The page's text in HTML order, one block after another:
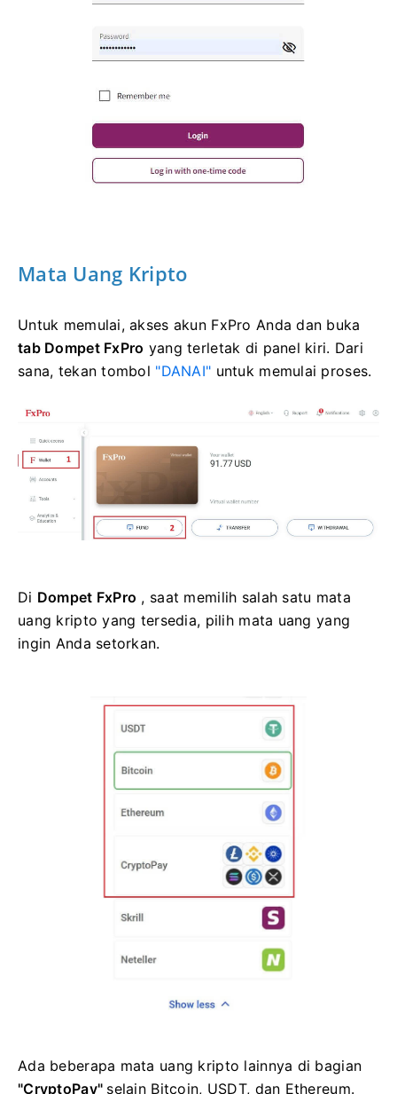
Mata Uang Kripto
Untuk memulai, akses akun FxPro Anda dan buka
tab Dompet FxPro yang terletak di panel kiri. Dari
sana, tekan tombol "DANAI" untuk memulai proses.
Di Dompet FxPro , saat memilih salah satu mata
uang kripto yang tersedia, pilih mata uang yang
ingin Anda setorkan.
Ada beberapa mata uang kripto lainnya di bagian
"CryptoPay" selain Bitcoin, USDT, dan Ethereum.